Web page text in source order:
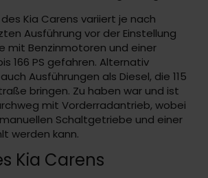
Kia Carens variiert je nach
Ausführung vor der Einstellung
mit Benzinmotoren und einer
166 PS gefahren. Alternativ
Ausführungen als Diesel, die 115
bringen. Zu haben war und ist
mit Vorderradantrieb, wobei
Schaltgetriebe und einer
werden kann.
Kia Carens